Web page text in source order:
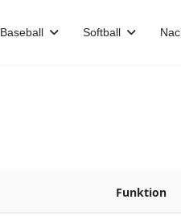
Baseball Softball
Funktion